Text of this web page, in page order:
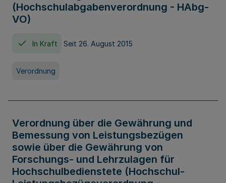
(Hochschulabgabenverordnung - HAbg-
VO)
In Kraft Seit 26. August 2015
Verordnung
Verordnung über die Gewährung und
Bemessung von Leistungsbezügen
sowie über die Gewährung von
Forschungs- und Lehrzulagen für
Hochschulbedienstete (Hochschul-